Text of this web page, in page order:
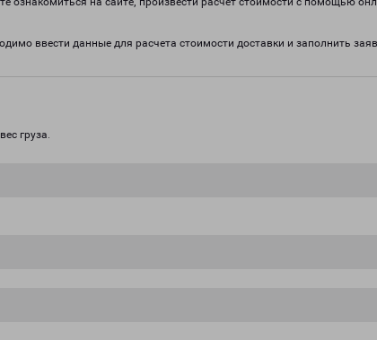
ввести данные для расчета стоимости доставки и заполнить
груза.